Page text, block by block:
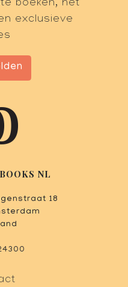
boeken, het
exclusieve
NL
18